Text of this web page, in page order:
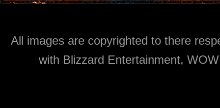
All images are copyrighted to there
with Blizzard Entertainment,